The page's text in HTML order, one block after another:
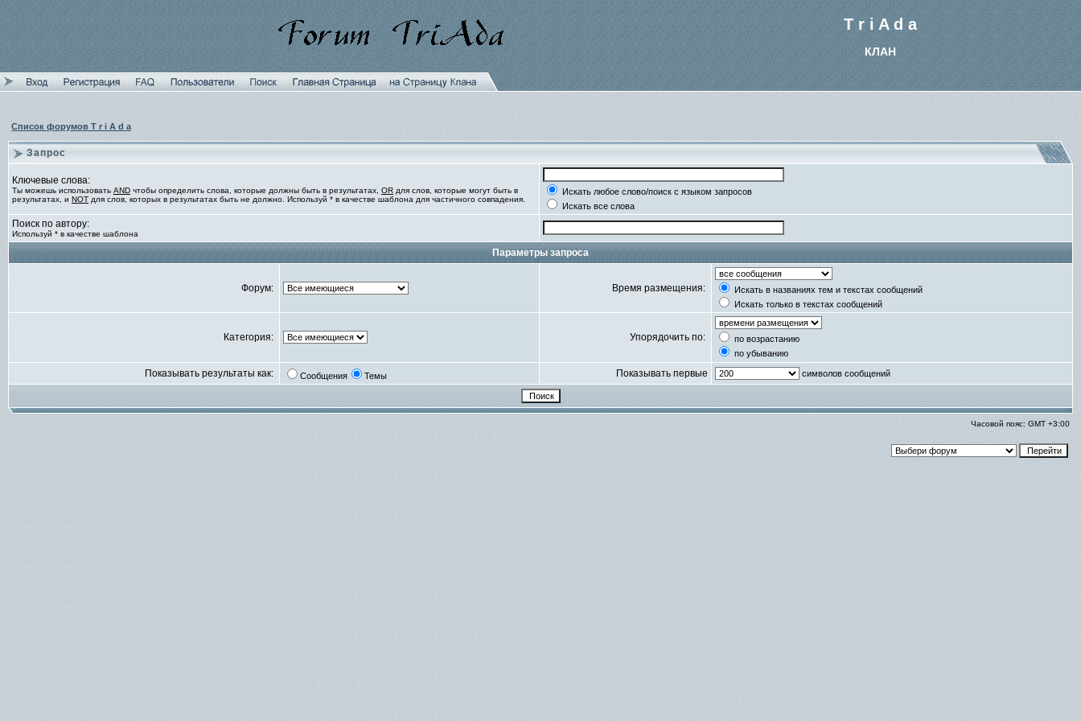
T r i A d a
КЛАН
Список форумов T r i A d a
Запрос
Ключевые слова:
Ты можешь использовать AND чтобы определить слова, которые должны быть в результатах, OR для слов, которые могут быть в
результатах, и NOT для слов, которых в результатах быть не должно. Используй * в качестве шаблона для частичного совпадения.
Искать любое слово/поиск с языком запросов
Искать все слова
Поиск по автору:
Используй * в качестве шаблона
Параметры запроса
Форум: Время размещения:
Искать в названиях тем и текстах сообщений
Искать только в текстах сообщений
Категория: Упорядочить по:
по возрастанию
по убыванию
Показывать результаты как: Сообщения Темы Показывать первые символов сообщений
Часовой пояс: GMT +3:00